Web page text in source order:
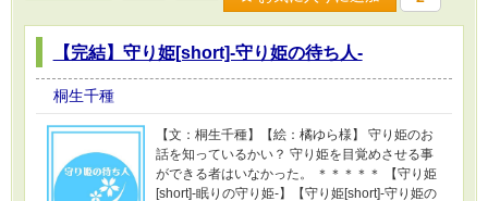
【完結】守り姫[short]-守り姫の待ち人-
桐生千種
【文：桐生千種】【絵：橘ゆら様】 守り姫のお
話を知っているかい？ 守り姫を目覚めさせる事
ができる者はいなかった。 ＊＊＊＊＊ 【守り姫
[short]-眠りの守り姫-】【守り姫[short]-守り姫の